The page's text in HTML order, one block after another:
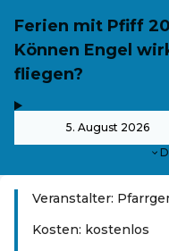
Ferien mit Pfiff
Können Engel
fliegen?
5. August 2026
Veranstalter:
Kosten: kostenlos